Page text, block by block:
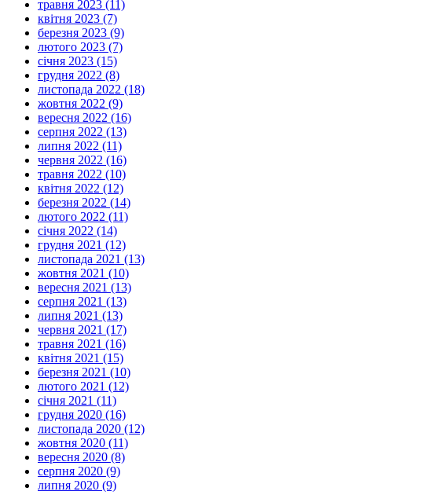
травня 2023 (11)
квітня 2023 (7)
березня 2023 (9)
лютого 2023 (7)
січня 2023 (15)
грудня 2022 (8)
листопада 2022 (18)
жовтня 2022 (9)
вересня 2022 (16)
серпня 2022 (13)
липня 2022 (11)
червня 2022 (16)
травня 2022 (10)
квітня 2022 (12)
березня 2022 (14)
лютого 2022 (11)
січня 2022 (14)
грудня 2021 (12)
листопада 2021 (13)
жовтня 2021 (10)
вересня 2021 (13)
серпня 2021 (13)
липня 2021 (13)
червня 2021 (17)
травня 2021 (16)
квітня 2021 (15)
березня 2021 (10)
лютого 2021 (12)
січня 2021 (11)
грудня 2020 (16)
листопада 2020 (12)
жовтня 2020 (11)
вересня 2020 (8)
серпня 2020 (9)
липня 2020 (9)